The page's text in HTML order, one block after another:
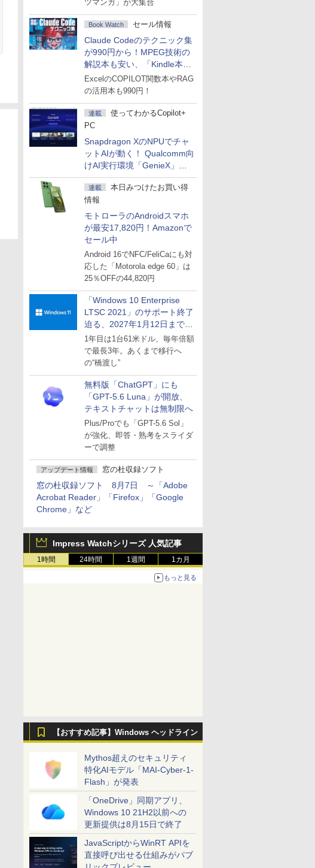
ツマンガ」が大集合
Book Watch セール情報
Claude Codeのテクニック集
が990円から！MPEG技術の
解説本も安い、「Kindle本サ
マーセール」第2弾開始！
ExcelのCOPILOT関数本やRAG
の活用本も990円！
連載
使ってわかるCopilot+
PC
Snapdragon XのNPUでチャ
ットAIが動く！ Qualcomm向
けAI実行環境「GenieX」を
試してみた
連載
本日みつけたお買い得
情報
モトローラのAndroidスマホ
が最安17,820円！Amazonで
セール中
Android 16でNFC/FeliCaにも対
応した「Motorola edge 60」は
25％OFFの44,820円
「Windows 10 Enterprise
LTSC 2021」のサポート終了
迫る、2027年1月12日まで
～ESUは9月1日から販売
1年目は1台61米ドル、毎年倍額
で最長3年。あくまで移行へ
の“橋渡し”
無料版「ChatGPT」にも
「GPT-5.6 Luna」が開放、
テキストチャットは無制限へ
Plus/Proでも「GPT-5.6 Sol」
が強化、即答・熟考をスライダ
ーで調整
アップデート情報 窓の杜収録ソフト
窓の杜収録ソフト 8月7日 ～「Adobe
Acrobat Reader」「Firefox」「Google
Chrome」など
Impress Watchシリーズ 人気記事
1時間 24時間 1週間 1カ月
もっと見る
【おすすめ記事】Windows ヘッドライン
Mythos超えのセキュリティ
特化AIモデル「MAI-Cyber-1-
Flash」が発表
「OneDrive」同期アプリ、
Windows 10 21H2以前への
更新提供は8月15日で終了
JavaScriptからWinRT APIを
直接呼び出せる仕組みがパブ